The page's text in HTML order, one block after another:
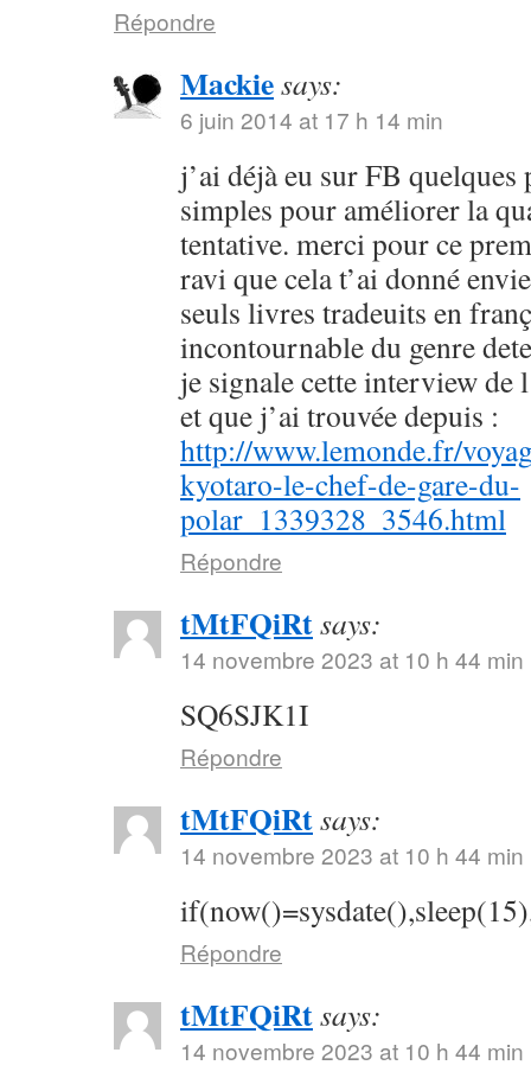
Répondre
Mackiesays:
6 juin 2014 at 17 h 14 min
j’ai déjà eu sur FB quelques
simples pour améliorer la
tentative. merci pour ce
ravi que cela t’ai donné
seuls livres tradeuits en
incontournable du genre
je signale cette interview de
et que j’ai trouvée depuis :
http://www.lemonde.fr/
kyotaro-le-chef-de-gare-du-
polar_1339328_3546.html
Répondre
tMtFQiRtsays:
14 novembre 2023 at 10 h 44 min
SQ6SJK1I
Répondre
tMtFQiRtsays:
14 novembre 2023 at 10 h 44 min
Répondre
tMtFQiRtsays:
14 novembre 2023 at 10 h 44 min